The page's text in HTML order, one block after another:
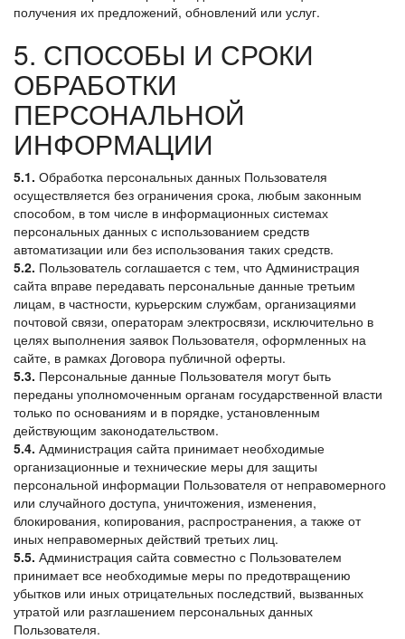
получения их предложений, обновлений или услуг.
5. СПОСОБЫ И СРОКИ
ОБРАБОТКИ
ПЕРСОНАЛЬНОЙ
ИНФОРМАЦИИ
5.1. Обработка персональных данных Пользователя
осуществляется без ограничения срока, любым законным
способом, в том числе в информационных системах
персональных данных с использованием средств
автоматизации или без использования таких средств.
5.2. Пользователь соглашается с тем, что Администрация
сайта вправе передавать персональные данные третьим
лицам, в частности, курьерским службам, организациями
почтовой связи, операторам электросвязи, исключительно в
целях выполнения заявок Пользователя, оформленных на
сайте, в рамках Договора публичной оферты.
5.3. Персональные данные Пользователя могут быть
переданы уполномоченным органам государственной власти
только по основаниям и в порядке, установленным
действующим законодательством.
5.4. Администрация сайта принимает необходимые
организационные и технические меры для защиты
персональной информации Пользователя от неправомерного
или случайного доступа, уничтожения, изменения,
блокирования, копирования, распространения, а также от
иных неправомерных действий третьих лиц.
5.5. Администрация сайта совместно с Пользователем
принимает все необходимые меры по предотвращению
убытков или иных отрицательных последствий, вызванных
утратой или разглашением персональных данных
Пользователя.